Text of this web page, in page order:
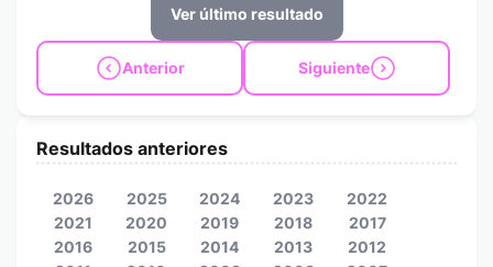
Ver último resultado
Anterior Siguiente
Resultados anteriores
2026 2025 2024 2023
2022
2021
2020 2019 2018
2017
2016
2015 2014 2013
2012